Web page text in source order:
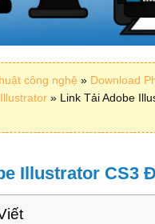
công nghệ » Download
» Link Tải Adobe
Illustrator CS3